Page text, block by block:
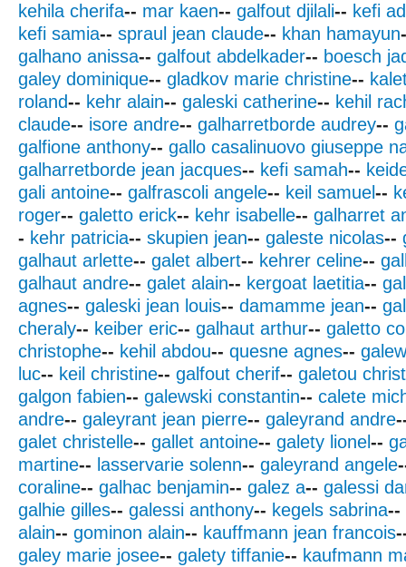
kehila cherifa-- mar kaen-- galfout djilali-- kefi
kefi samia-- spraul jean claude-- khan hamayun
galhano anissa-- galfout abdelkader-- boesch
galey dominique-- gladkov marie christine--
roland-- kehr alain-- galeski catherine-- kehil
claude-- isore andre-- galharretborde audrey--
galfione anthony-- gallo casalinuovo giuseppe
galharretborde jean jacques-- kefi samah--
gali antoine-- galfrascoli angele-- keil samuel--
roger-- galetto erick-- kehr isabelle-- galharret
- kehr patricia-- skupien jean-- galeste nicolas--
galhaut arlette-- galet albert-- kehrer celine--
galhaut andre-- galet alain-- kergoat laetitia--
agnes-- galeski jean louis-- damamme jean--
cheraly-- keiber eric-- galhaut arthur-- galetto
christophe-- kehil abdou-- quesne agnes--
luc-- keil christine-- galfout cherif-- galetou
galgon fabien-- galewski constantin-- calete
andre-- galeyrant jean pierre-- galeyrand andre
galet christelle-- gallet antoine-- galety lionel--
martine-- lasservarie solenn-- galeyrand angele
coraline-- galhac benjamin-- galez a-- galessi
galhie gilles-- galessi anthony-- kegels sabrina--
alain-- gominon alain-- kauffmann jean francois
galey marie josee-- galety tiffanie-- kaufmann